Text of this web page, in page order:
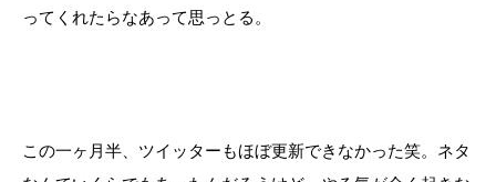
ってくれたらなあって思っとる。
この一ヶ月半、ツイッターもほぼ更新できなかった笑。ネタ